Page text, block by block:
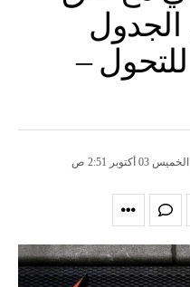
الجدول
–
الخميس 03 أكتوبر 2:51 ص